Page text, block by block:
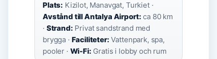
Plats: Kizilot, Manavgat, Turkiet ·
Avstånd till Antalya Airport: ca 80 km
· Strand: Privat sandstrand med
brygga · Faciliteter: Vattenpark, spa,
pooler · Wi-Fi: Gratis i lobby och rum